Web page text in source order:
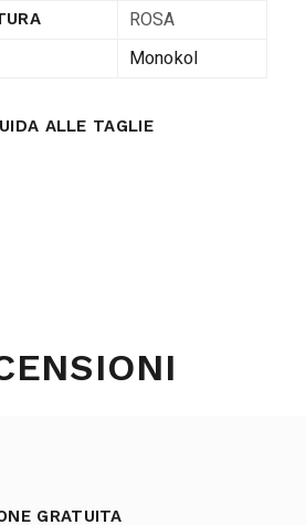
ROSA
Monokol
ALLE TAGLIE
GRATUITA